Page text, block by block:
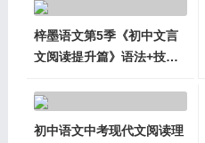
梓墨语文第5季《初中文言
文阅读提升篇》语法+技巧
初中语文中考现代文阅读理